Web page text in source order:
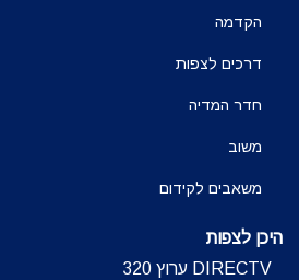
הקדמה
דרכים לצפות
חדר המדיה
משוב
משאבים לקידום
היכן לצפות
DIRECTV ערוץ 320